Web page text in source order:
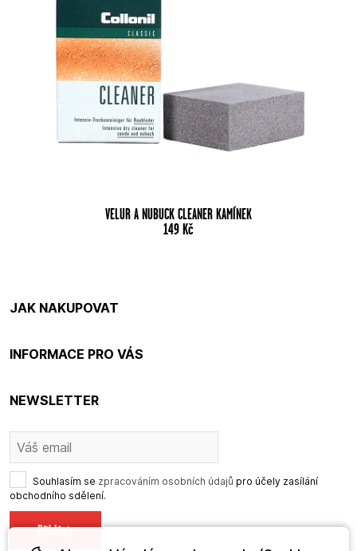
VELUR A NUBUCK CLEANER KAMÍNEK
149Kč
JAK NAKUPOVAT
INFORMACE PRO VÁS
NEWSLETTER
Souhlasím se zpracováním osobních údajů pro účely zasílání
obchodního sdělení.